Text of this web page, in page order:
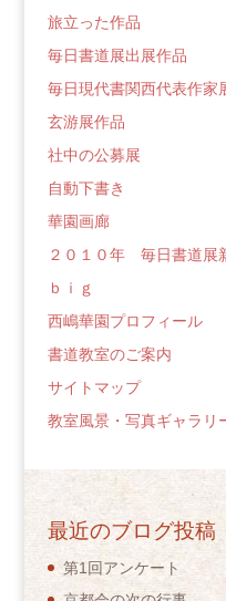
旅立った作品
毎日書道展出展作品
毎日現代書関西代表作家
玄游展作品
社中の公募展
自動下書き
華園画廊
２０１０年 毎日書道展
ｂｉｇ
西嶋華園プロフィール
書道教室のご案内
サイトマップ
教室風景・写真ギャラリ
最近のブログ投稿
第1回アンケート